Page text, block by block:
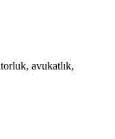
avukatlık,